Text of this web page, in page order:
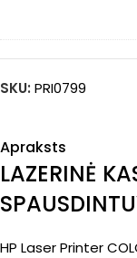
SKU: PRI0799
Apraksts
LAZERINĖ
HP Laser Printer